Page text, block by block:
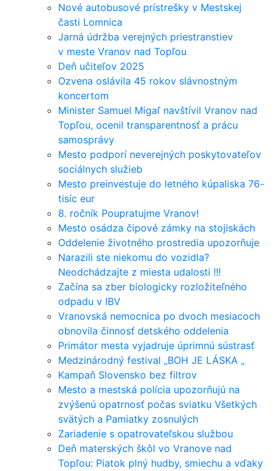
Nové autobusové prístrešky v Mestskej
časti Lomnica
Jarná údržba verejných priestranstiev
v meste Vranov nad Topľou
Deň učiteľov 2025
Ozvena oslávila 45 rokov slávnostným
koncertom
Minister Samuel Migaľ navštívil Vranov nad
Topľou, ocenil transparentnosť a prácu
samosprávy
Mesto podporí neverejných poskytovateľov
sociálnych služieb
Mesto preinvestuje do letného kúpaliska 76-
tisíc eur
8. ročník Poupratujme Vranov!
Mesto osádza čipové zámky na stojiskách
Oddelenie životného prostredia upozorňuje
Narazili ste niekomu do vozidla?
Neodchádzajte z miesta udalosti !!!
Začína sa zber biologicky rozložiteľného
odpadu v IBV
Vranovská nemocnica po dvoch mesiacoch
obnovila činnosť detského oddelenia
Primátor mesta vyjadruje úprimnú sústrasť
Medzinárodný festival „BOH JE LÁSKA „
Kampaň Slovensko bez filtrov
Mesto a mestská polícia upozorňujú na
zvýšenú opatrnosť počas sviatku Všetkých
svätých a Pamiatky zosnulých
Zariadenie s opatrovateľskou službou
Deň materských škôl vo Vranove nad
Topľou: Piatok plný hudby, smiechu a vďaky